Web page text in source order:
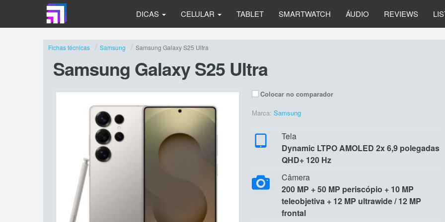
DICAS CELULAR TABLET SMARTWATCH ÁUDIO REVIEWS
Fichas técnicas Samsung Samsung Galaxy S25 Ultra
Samsung Galaxy S25 Ultra
Colocar no comparador
Marca: Samsung
Tela
Dynamic LTPO AMOLED 2x 6,9 polegadas
QHD+ 120 Hz
Câmera
200 MP + 50 MP periscópio + 10 MP
teleobjetiva + 12 MP ultrawide / 12 MP
frontal